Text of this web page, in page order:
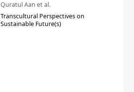
Quratul Aan et al.
Transcultural Perspectives on
Sustainable Future(s)